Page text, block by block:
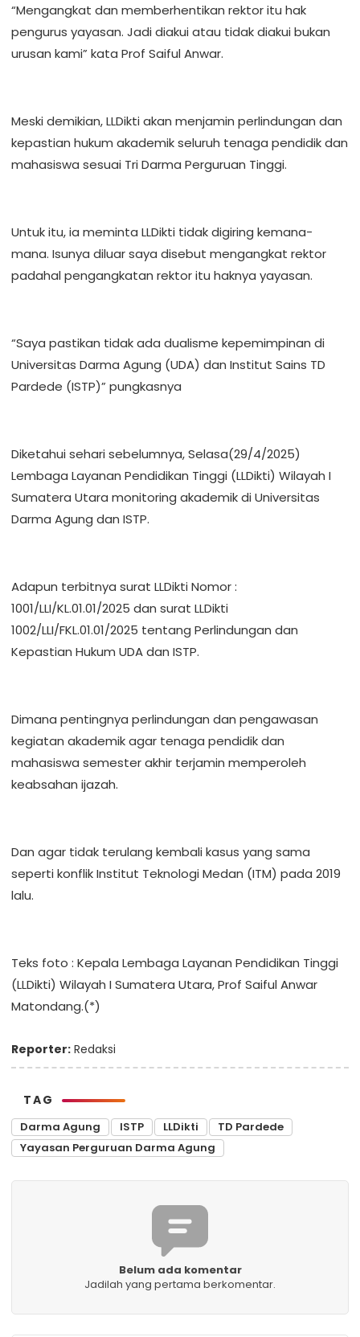
“Mengangkat dan memberhentikan rektor itu hak
pengurus yayasan. Jadi diakui atau tidak diakui bukan
urusan kami” kata Prof Saiful Anwar.
Meski demikian, LLDikti akan menjamin perlindungan dan
kepastian hukum akademik seluruh tenaga pendidik dan
mahasiswa sesuai Tri Darma Perguruan Tinggi.
Untuk itu, ia meminta LLDikti tidak digiring kemana-
mana. Isunya diluar saya disebut mengangkat rektor
padahal pengangkatan rektor itu haknya yayasan.
“Saya pastikan tidak ada dualisme kepemimpinan di
Universitas Darma Agung (UDA) dan Institut Sains TD
Pardede (ISTP)” pungkasnya
Diketahui sehari sebelumnya, Selasa(29/4/2025)
Lembaga Layanan Pendidikan Tinggi (LLDikti) Wilayah I
Sumatera Utara monitoring akademik di Universitas
Darma Agung dan ISTP.
Adapun terbitnya surat LLDikti Nomor :
1001/LLI/KL.01.01/2025 dan surat LLDikti
1002/LLI/FKL.01.01/2025 tentang Perlindungan dan
Kepastian Hukum UDA dan ISTP.
Dimana pentingnya perlindungan dan pengawasan
kegiatan akademik agar tenaga pendidik dan
mahasiswa semester akhir terjamin memperoleh
keabsahan ijazah.
Dan agar tidak terulang kembali kasus yang sama
seperti konflik Institut Teknologi Medan (ITM) pada 2019
lalu.
Teks foto : Kepala Lembaga Layanan Pendidikan Tinggi
(LLDikti) Wilayah I Sumatera Utara, Prof Saiful Anwar
Matondang.(*)
Reporter: Redaksi
TAG
Darma Agung ISTP LLDikti
TD Pardede
Yayasan Perguruan Darma Agung
Belum ada komentar
Jadilah yang pertama berkomentar.